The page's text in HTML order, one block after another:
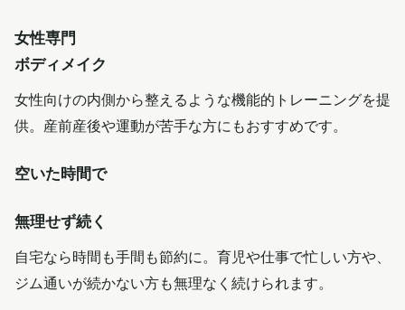
女性専門
​ボディメイク
女性向けの内側から整えるような機能的トレーニングを提
供。産前産後や運動が苦手な方にもおすすめです。
空いた時間で
無理せず続く
自宅なら時間も手間も節約に。育児や仕事で忙しい方や、
ジム通いが続かない方も無理なく続けられます。